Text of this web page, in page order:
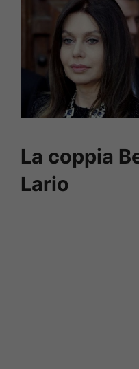
La coppia
Lario